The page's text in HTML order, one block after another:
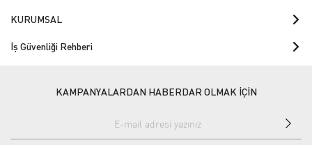
KURUMSAL
İş Güvenliği Rehberi
KAMPANYALARDAN HABERDAR OLMAK İÇİN